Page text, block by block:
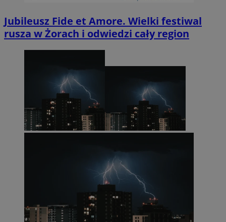
Jubileusz Fide et Amore. Wielki festiwal
rusza w Żorach i odwiedzi cały region